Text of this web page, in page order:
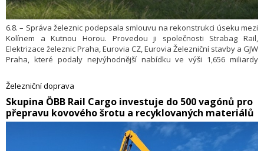
6.8. – Správa železnic podepsala smlouvu na rekonstrukci úseku mezi
Kolínem a Kutnou Horou. Provedou ji společnosti Strabag Rail,
Elektrizace železnic Praha, Eurovia CZ, Eurovia Železniční stavby a GJW
Praha, které podaly nejvýhodnější nabídku ve výši 1,656 miliardy
mezi dvěma významnými centry středních Čech výrazně zrychlí, díky
nové propojce se už nebudou blokovat se spoji na koridoru.
Železniční doprava
​Skupina ÖBB Rail Cargo investuje do 500 vagónů pro
přepravu kovového šrotu a recyklovaných materiálů